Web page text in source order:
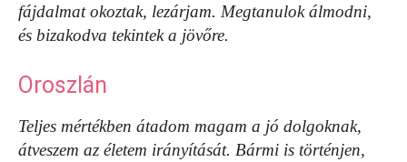
fájdalmat okoztak, lezárjam. Megtanulok álmodni,
és bizakodva tekintek a jövőre.
Oroszlán
Teljes mértékben átadom magam a jó dolgoknak,
átveszem az életem irányítását. Bármi is történjen,